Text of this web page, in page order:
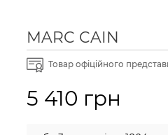
MARC CAIN
Товар офіційного
5 410 грн